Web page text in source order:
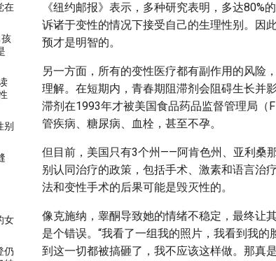
在
别
女
仍
《纽约邮报》表示，多种研究表明，多达
诉诸于变性的情况下接受自己的生理性别。因
预才是明智的。
另一方面，所有的变性医疗都有副作用的风险
理解。在短期内，青春期阻滞剂会阻碍生长并
滞剂在1993年才被美国食品药品监督管理局（
管疾病、糖尿病、血栓，甚至不孕。
但目前，美国只有3个州——阿肯色州、亚利桑
别认同治疗的政策，包括手术、激素和语言治
法和变性手术的后果可能是毁灭性的。
像克施纳，睾酮导致她的情绪不稳定，最终让
是个错误。“我看了一组我的照片，我看到我
到这一切都被搞砸了，我不应该这样做。那真